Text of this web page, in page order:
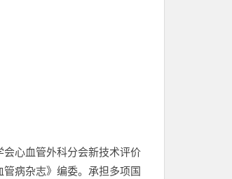
心血管外科分会新技术评价
病杂志》编委。承担多项国